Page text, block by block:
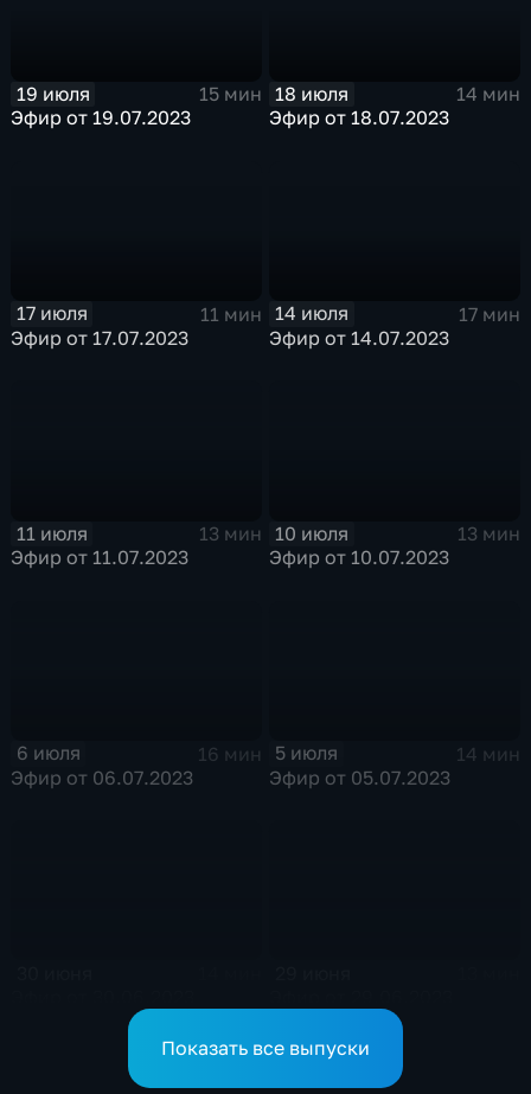
19 июля
15 мин
Эфир от 19.07.2023
18 июля
14 мин
Эфир от 18.07.2023
17 июля
11 мин
Эфир от 17.07.2023
14 июля
17 мин
Эфир от 14.07.2023
11 июля
13 мин
Эфир от 11.07.2023
10 июля
13 мин
Эфир от 10.07.2023
6 июля
16 мин
Эфир от 06.07.2023
5 июля
14 мин
Эфир от 05.07.2023
Показать все выпуски